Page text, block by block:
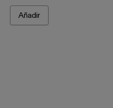
Añadir